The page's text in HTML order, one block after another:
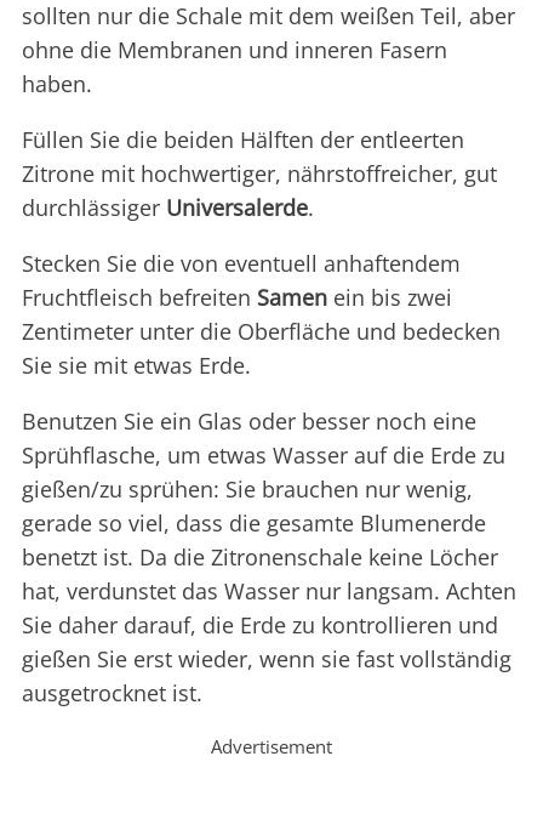
sollten nur die Schale mit dem weißen Teil, aber
ohne die Membranen und inneren Fasern
haben.
Füllen Sie die beiden Hälften der entleerten
Zitrone mit hochwertiger, nährstoffreicher, gut
durchlässiger Universalerde.
Stecken Sie die von eventuell anhaftendem
Fruchtfleisch befreiten Samen ein bis zwei
Zentimeter unter die Oberfläche und bedecken
Sie sie mit etwas Erde.
Benutzen Sie ein Glas oder besser noch eine
Sprühflasche, um etwas Wasser auf die Erde zu
gießen/zu sprühen: Sie brauchen nur wenig,
gerade so viel, dass die gesamte Blumenerde
benetzt ist. Da die Zitronenschale keine Löcher
hat, verdunstet das Wasser nur langsam. Achten
Sie daher darauf, die Erde zu kontrollieren und
gießen Sie erst wieder, wenn sie fast vollständig
ausgetrocknet ist.
Advertisement